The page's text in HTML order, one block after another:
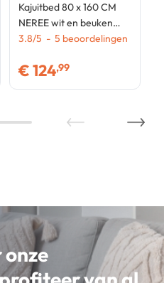
Kajuitbed 80 x 160 CM
NEREE wit en beuken
met lattenbodem en rails
3.8/5 - 5 beoordelingen
€124,99